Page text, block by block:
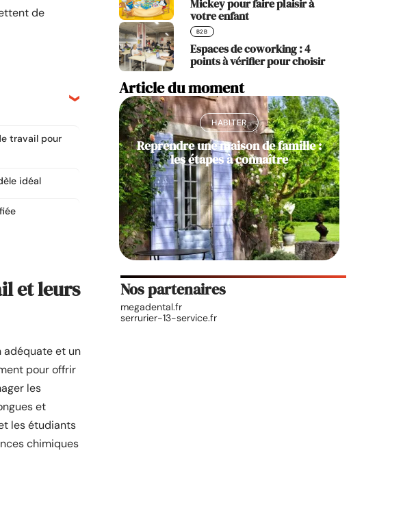
de
travail pour
idéal
et leurs
adéquate et un
pour offrir
les
et
les étudiants
chimiques
Mickey pour faire plaisir à
votre enfant
B2B
Espaces de coworking : 4
points à vérifier pour choisir
Article du moment
HABITER
Reprendre une maison de famille :
les étapes à connaître
Nos partenaires
megadental.fr
serrurier-13-service.fr